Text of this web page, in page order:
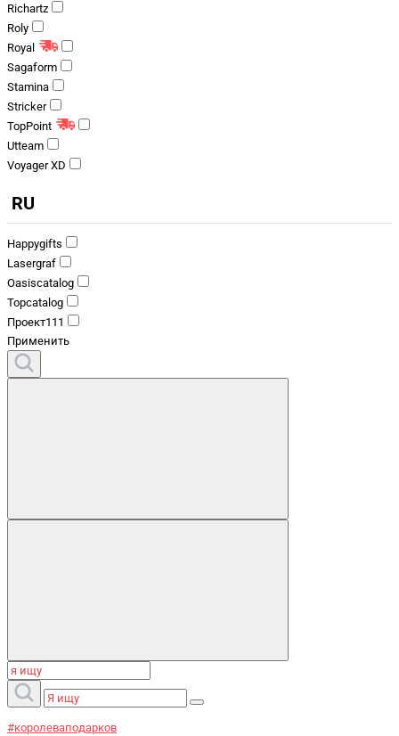
Richartz
Roly
Royal
Sagaform
Stamina
Stricker
TopPoint
Utteam
Voyager XD
RU
Happygifts
Lasergraf
Oasiscatalog
Topcatalog
Проект111
Применить
#королеваподарков